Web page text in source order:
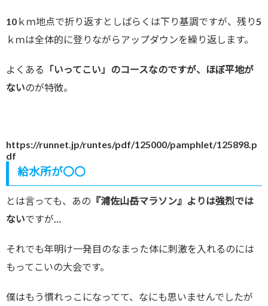
10ｋｍ地点で折り返すとしばらくは下り基調ですが、残り5
ｋｍは全体的に登りながらアップダウンを繰り返します。
よくある
「いってこい」のコースなのですが、ほぼ平地が
ないのが特徴。
https://runnet.jp/runtes/pdf/125000/pamphlet/125898.p
df
給水所が〇〇
とは言っても、あの 『浦佐山岳マラソン』よりは強烈では
ないですが…
それでも年明け一発目のなまった体に刺激を入れるのには
もってこいの大会です。
僕はもう慣れっこになってて、なにも思いませんでしたが